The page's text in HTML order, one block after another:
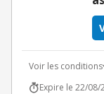
Voir les conditions
Expire le 22/08/